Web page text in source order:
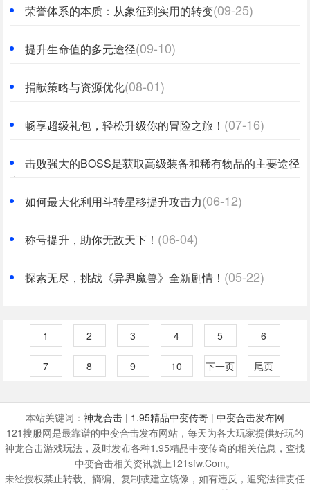
荣誉体系的本质：从象征到实用的转变(09-25)
提升生命值的多元途径(09-10)
捐献策略与资源优化(08-01)
畅享超级礼包，轻松升级你的冒险之旅！ (07-16)
击败强大的BOSS是获取高级装备和稀有物品的主要途径
之一
(06-30)
如何最大化利用斗转星移提升攻击力(06-12)
称号提升，助你无敌天下！ (06-04)
探索无尽，挑战《异界魔兽》全新剧情！ (05-22)
1 2 3 4 5 6
7 8 9 10 下一页 尾页
本站关键词： 神龙合击| 1.95精品中变传奇| 中变合击发布网
121搜服网是最靠谱的中变合击发布网站，每天为各大玩家提供好玩的
神龙合击游戏玩法，及时发布各种1.95精品中变传奇的相关信息，查找
中变合击相关资讯就上121sfw.Com。
未经授权禁止转载、摘编、复制或建立镜像，如有违反，追究法律责任